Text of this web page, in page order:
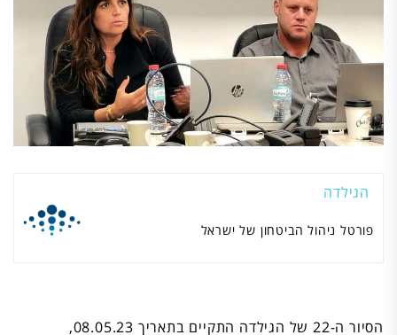
הגילדה
פורטל ניהול הביטחון של ישראל
הסיור ה-22 של הגילדה התקיים בתאריך 08.05.23,